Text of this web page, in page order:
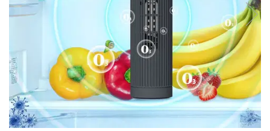
Cadouri Fete
Cadouri Haioase
Cadouri de Casa Noua
Cadouri Majorat
Cadouri pentru Nasi
Cadouri pentru Bunici
Cani si Termosuri
Jocuri si Puzzle
Produse pentru Calatorie
Seturi de caligrafie
Cadouri Sfantul Alexandru
Cadouri Sfanta Ana
Cadouri Constantin si Elena
Cadouri Sfanta Maria
Cadouri Sfintii Mihail si Gavriil